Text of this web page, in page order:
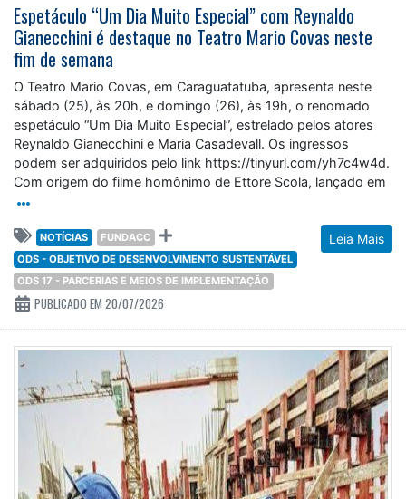
Espetáculo “Um Dia Muito Especial” com Reynaldo
Gianecchini é destaque no Teatro Mario Covas neste
fim de semana
O Teatro Mario Covas, em Caraguatatuba, apresenta neste
sábado (25), às 20h, e domingo (26), às 19h, o renomado
espetáculo “Um Dia Muito Especial”, estrelado pelos atores
Reynaldo Gianecchini e Maria Casadevall. Os ingressos
podem ser adquiridos pelo link https://tinyurl.com/yh7c4w4d.
Com origem do filme homônimo de Ettore Scola, lançado em
Leia Mais
NOTÍCIAS
FUNDACC
ODS - OBJETIVO DE DESENVOLVIMENTO SUSTENTÁVEL
ODS 17 - PARCERIAS E MEIOS DE IMPLEMENTAÇÃO
PUBLICADO EM 20/07/2026